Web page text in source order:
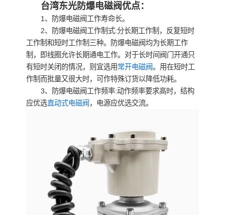
台湾东光防爆电磁阀优点：
1、防爆电磁阀工作寿命长。
2、防爆电磁阀工作制式:分长期工作制，反复短时
工作制和短时工作制三种。防爆电磁阀均为长期工作
制，即线圈允许长期通电工作。对于长时间阀门开通只
有短时关闭的情况，则宜选用常开电磁阀。用在短时工
作制而批量又很大时，可作特殊订货以降低功耗。
3、防爆电磁阀工作频率:动作频率要求高时，结构
应优选直动式电磁阀 ，电源应优选交流。